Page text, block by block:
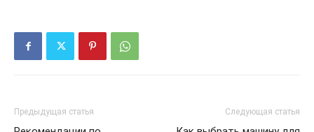
Предыдущая статья Следующая статья